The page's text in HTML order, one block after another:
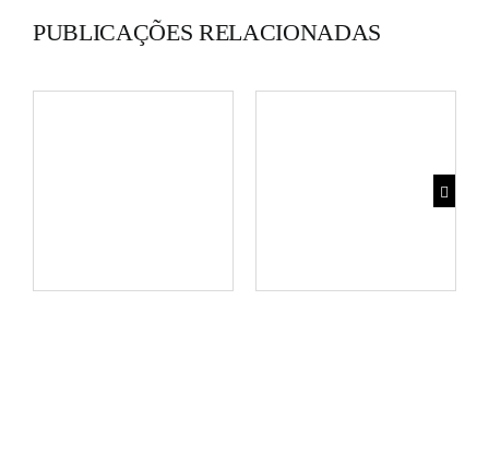
PUBLICAÇÕES RELACIONADAS